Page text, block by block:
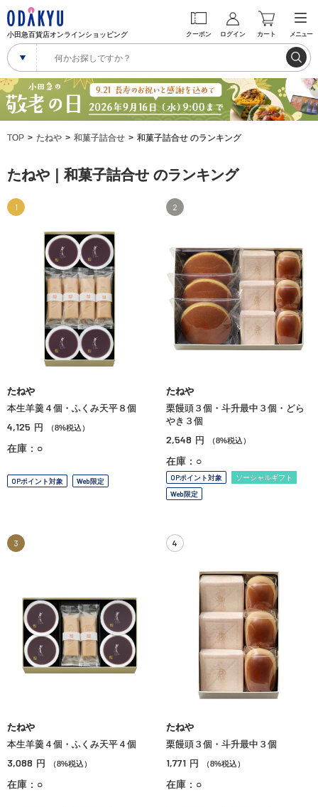
小田急百貨店オンラインショッピング クーポン ログイン カート メニュー
TOP たねや 和菓子詰合せ 和菓子詰合せ のランキング
たねや｜和菓子詰合せ のランキング
1
たねや
本生羊羹４個・ふくみ天平８個
4,125 円 （8%税込）
在庫：○
OPポイント対象 Web限定
2
たねや
栗饅頭３個・斗升最中３個・どら
やき３個
2,548 円 （8%税込）
在庫：○
OPポイント対象
ソーシャルギフト
Web限定
3
たねや
本生羊羹４個・ふくみ天平４個
3,088 円 （8%税込）
在庫：○
4
たねや
栗饅頭３個・斗升最中３個
1,771 円 （8%税込）
在庫：○